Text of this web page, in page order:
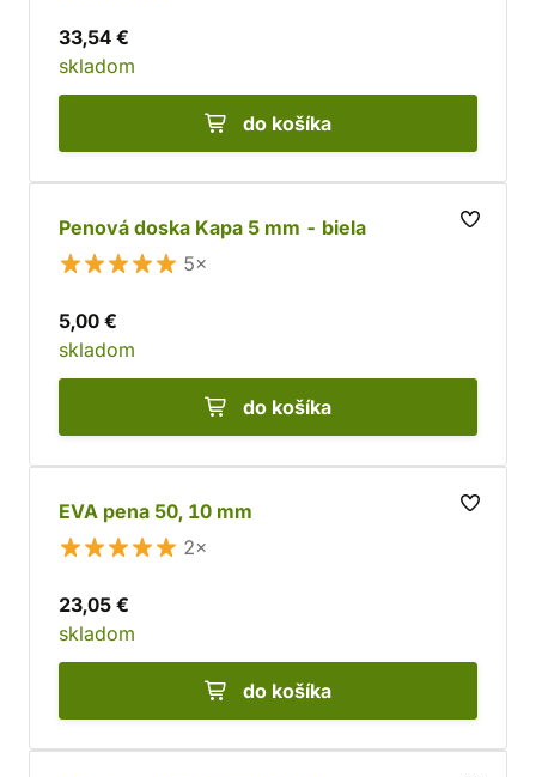
33,54 €
skladom
do košíka
Penová doska Kapa 5 mm - biela
5×
5,00 €
skladom
do košíka
EVA pena 50, 10 mm
2×
23,05 €
skladom
do košíka